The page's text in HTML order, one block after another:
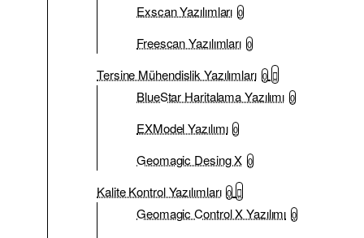
Exscan Yazılımları 0
Freescan Yazılımları 0
Tersine Mühendislik Yazılımları 0
BlueStar Haritalama Yazılımı 0
EXModel Yazılımı 0
Geomagic Desing X 0
Kalite Kontrol Yazılımları 0
Geomagic Control X Yazılımı 0